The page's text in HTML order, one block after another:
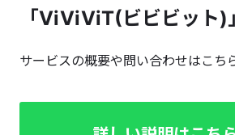
「ViViViT(ビビビット)」
サービスの概要や問い合わせはこち